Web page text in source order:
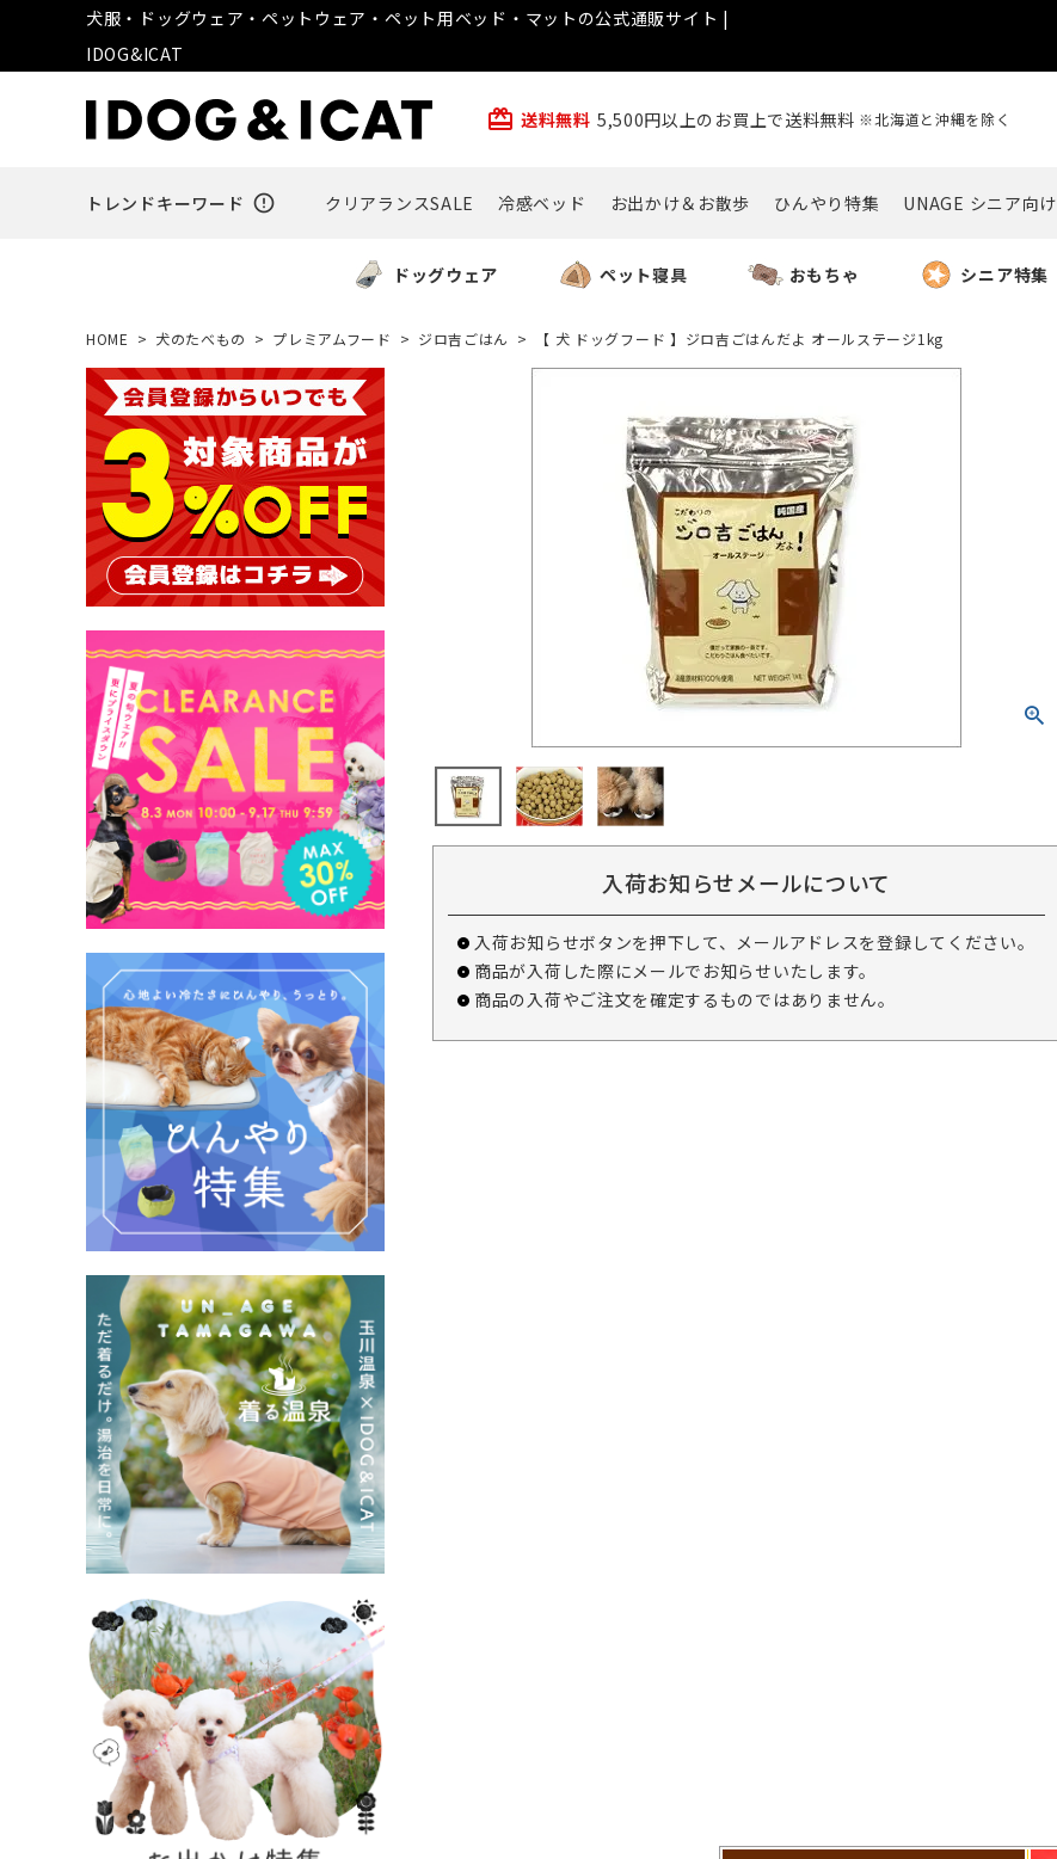
犬服・ドッグウェア・ペットウェア・ペット用ベッド・マットの公式通販サイト |
IDOG&ICAT
card_giftcard 送料無料 5,500円以上のお買上で送料無料 ※北海道と沖縄を除く
トレンドキーワード error_outline クリアランスSALE 冷感ベッド お出かけ＆お散歩 ひんやり特集 UNAGE シニア向け
ドッグウェア ペット寝具 おもちゃ シニア特集
HOME 犬のたべもの プレミアムフード ジロ吉ごはん 【 犬 ドッグフード 】ジロ吉ごはんだよ オールステージ1kg
入荷お知らせメールについて
入荷お知らせボタンを押下して、メールアドレスを登録してください。
商品が入荷した際にメールでお知らせいたします。
商品の入荷やご注文を確定するものではありません。